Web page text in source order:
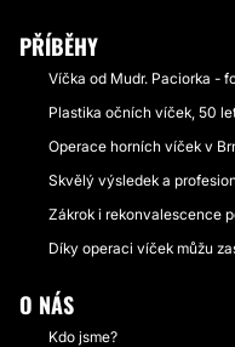
PŘÍBĚHY
Víčka od Mudr. Paciorka -
Plastika očních víček, 50
Operace horních víček v
Skvělý výsledek a
Zákrok i rekonvalescence
Díky operaci víček můžu
O NÁS
Kdo jsme?